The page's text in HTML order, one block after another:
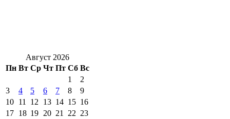
Август 2026
Пн Вт Ср Чт Пт Сб Вс
1
2
3
4 5 6 7 8
9
10 11 12 13 14 15 16
17 18 19 20 21 22 23